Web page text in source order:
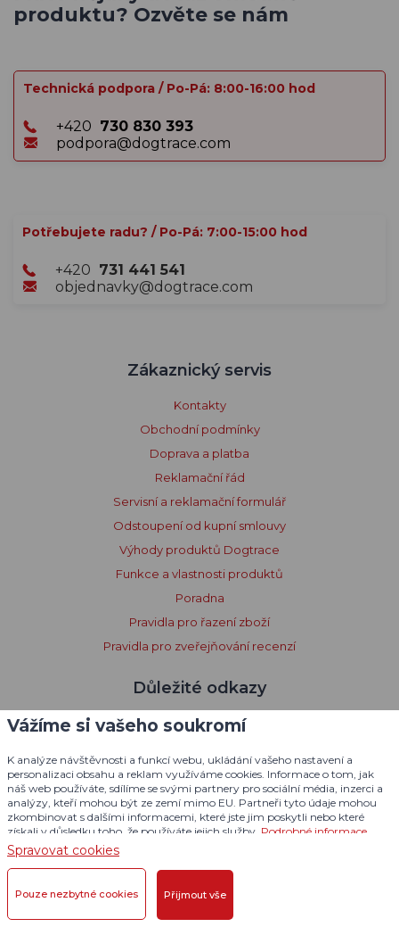
produktu? Ozvěte se nám
Technická podpora / Po-Pá: 8:00-16:00 hod
+420 730 830 393
podpora@dogtrace.com
Potřebujete radu? / Po-Pá: 7:00-15:00 hod
+420 731 441 541
objednavky@dogtrace.com
Zákaznický servis
Kontakty
Obchodní podmínky
Doprava a platba
Reklamační řád
Servisní a reklamační formulář
Odstoupení od kupní smlouvy
Výhody produktů Dogtrace
Funkce a vlastnosti produktů
Poradna
Pravidla pro řazení zboží
Pravidla pro zveřejňování recenzí
Důležité odkazy
Obchodní síť
Ke stažení
Katalog produktů
Návody
Zásady zpracování osobních údajů
Zásady zpracování souborů cookies
Poučení o souborech cookies
Vážíme si vašeho soukromí
K analýze návštěvnosti a funkcí webu, ukládání vašeho nastavení a
personalizaci obsahu a reklam využíváme cookies. Informace o tom, jak
náš web používáte, sdílíme se svými partnery pro sociální média, inzerci a
analýzy, kteří mohou být ze zemí mimo EU. Partneři tyto údaje mohou
zkombinovat s dalšími informacemi, které jste jim poskytli nebo které
získali v důsledku toho, že používáte jejich služby. Podrobné informace
Spravovat cookies
Pouze nezbytné cookies Přijmout vše